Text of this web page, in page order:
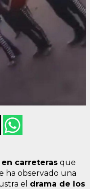
carreteras que
ha observado una
el drama de los